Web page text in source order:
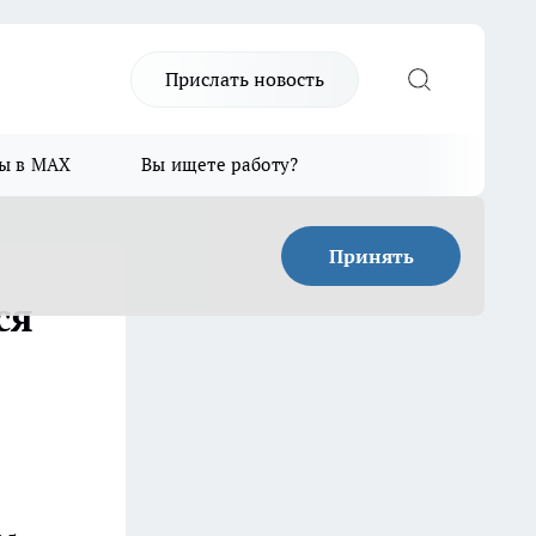
Прислать новость
в MAX Вы ищете работу?
Принять